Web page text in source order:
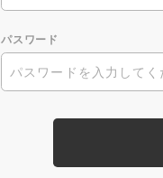
パスワード